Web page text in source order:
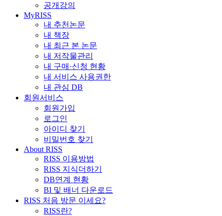
공개강의
MyRISS
내 추천논문
내 책장
내 최근 본 논문
내 저작물관리
내 구매·신청 현황
내 서비스 사용권한
내 관심 DB
회원서비스
회원가입
로그인
아이디 찾기
비밀번호 찾기
About RISS
RISS 이용방법
RISS 지식더하기
DB연계 현황
BI 및 배너 다운로드
RISS 처음 방문 이세요?
RISS란?